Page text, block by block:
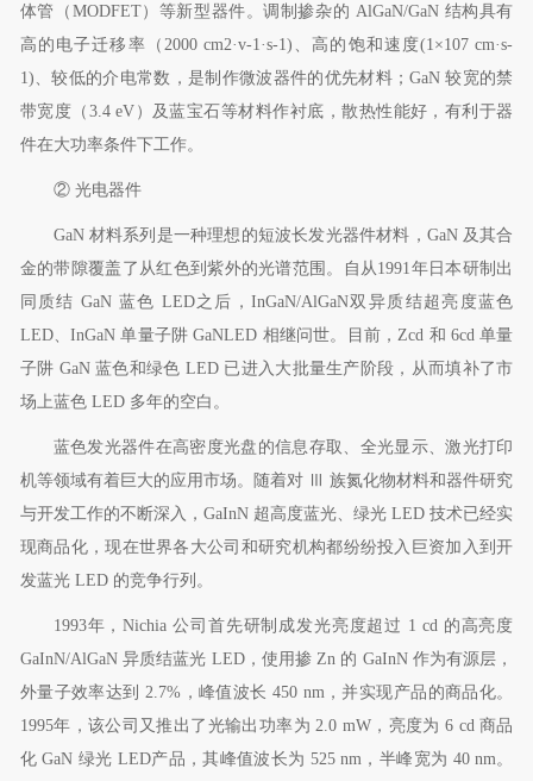
体管（ MODFET）等新型器件。调制掺杂的 AlGaN/GaN 结构具有
高的电子迁移率（ 2000 cm2·v-1 ·s-1) 、高的饱和速度(1 ×107 cm·s-
1) 、较低的介电常数，是制作微波器件的优先材料； GaN较宽的禁
带宽度（ 3.4 eV ）及蓝宝石等材料作衬底，散热性能好，有利于器
件在大功率条件下工作。
② 光电器件
GaN 材料系列是一种理想的短波长发光器件材料， GaN 及其合
金的带隙覆盖了从红色到紫外的光谱范围。自从 1991 年日本研制出
同质结 GaN 蓝色 LED之后，InGaN/AlGaN双异质结超亮度蓝色
LED、InGaN单量子阱 GaNLED 相继问世。目前， Zcd 和 6cd单量
子阱 GaN 蓝色和绿色 LED 已进入大批量生产阶段，从而填补了市
场上蓝色LED 多年的空白。
蓝色发光器件在高密度光盘的信息存取、全光显示、激光打印
机等领域有着巨大的应用市场。随着对
族氮化物材料和器件研究
与开发工作的不断深入， GaInN 超高度蓝光、绿光 LED技术已经实
现商品化，现在世界各大公司和研究机构都纷纷投入巨资加入到开
发蓝光LED 的竞争行列。
1993年，Nichia公司首先研制成发光亮度超过 1 cd 的高亮度
GaInN/AlGaN 异质结蓝光 LED，使用掺 Zn 的 GaInN 作为有源层，
外量子效率达到
2.7% ，峰值波长 450 nm ，并实现产品的商品化。
1995年，该公司又推出了光输出功率为 2.0 mW，亮度为 6 cd 商品
化 GaN 绿光 LED产品，其峰值波长为 525 nm ，半峰宽为 40 nm 。